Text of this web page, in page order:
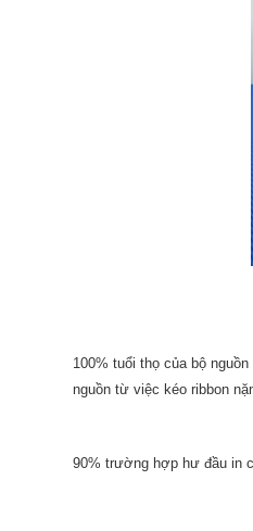
100% tuổi thọ của bộ
nguồn từ việc kéo ribbon
90% trường hợp hư đầu in